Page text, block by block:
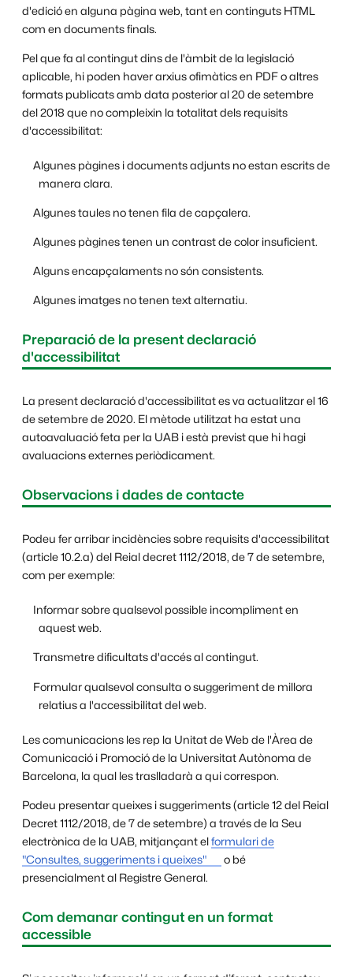
d'edició en alguna pàgina web, tant en continguts HTML
com en documents finals.
Pel que fa al contingut dins de l'àmbit de la legislació
aplicable, hi poden haver arxius ofimàtics en PDF o altres
formats publicats amb data posterior al 20 de setembre
del 2018 que no compleixin la totalitat dels requisits
d'accessibilitat:
Algunes pàgines i documents adjunts no estan escrits de
manera clara.
Algunes taules no tenen fila de capçalera.
Algunes pàgines tenen un contrast de color insuficient.
Alguns encapçalaments no són consistents.
Algunes imatges no tenen text alternatiu.
Preparació de la present declaració
d'accessibilitat
La present declaració d'accessibilitat es va actualitzar el 16
de setembre de 2020. El mètode utilitzat ha estat una
autoavaluació feta per la UAB i està previst que hi hagi
avaluacions externes periòdicament.
Observacions i dades de contacte
Podeu fer arribar incidències sobre requisits d'accessibilitat
(article 10.2.a) del Reial decret 1112/2018, de 7 de setembre,
com per exemple:
Informar sobre qualsevol possible incompliment en
aquest web.
Transmetre dificultats d'accés al contingut.
Formular qualsevol consulta o suggeriment de millora
relatius a l'accessibilitat del web.
Les comunicacions les rep la Unitat de Web de l'Àrea de
Comunicació i Promoció de la Universitat Autònoma de
Barcelona, la qual les traslladarà a qui correspon.
Podeu presentar queixes i suggeriments (article 12 del Reial
Decret 1112/2018, de 7 de setembre) a través de la Seu
electrònica de la UAB, mitjançant elformulari de
"Consultes, suggeriments i queixes"
o bé
presencialment al Registre General.
Com demanar contingut en un format
accessible